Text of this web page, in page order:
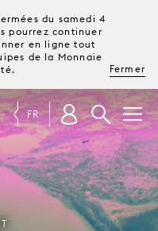
du samedi 4
pourrez continuer
en ligne tout
de la Monnaie
Fermer
FR